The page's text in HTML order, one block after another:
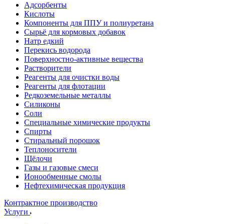
Адсорбенты
Кислоты
Компоненты для ППУ и полиуретана
Сырьё для кормовых добавок
Натр едкий
Перекись водорода
Поверхностно-активные вещества
Растворители
Реагенты для очистки воды
Реагенты для флотации
Редкоземельные металлы
Силиконы
Соли
Специальные химические продукты
Спирты
Стиральный порошок
Теплоносители
Щёлочи
Газы и газовые смеси
Ионообменные смолы
Нефтехимическая продукция
Контрактное производство
Услуги